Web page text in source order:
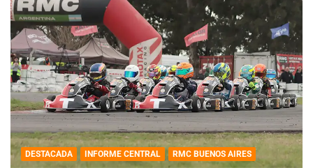
DESTACADA INFORME CENTRAL RMC BUENOS AIRES